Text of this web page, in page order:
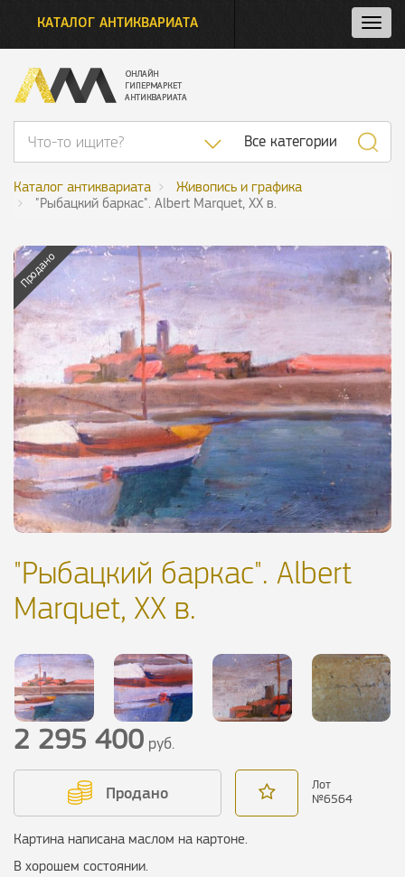
и
КАТАЛОГ АНТИКВАРИАТА
Список
Все категории
Каталог антиквариата
Живопись и графика
"Рыбацкий баркас". Albert Marquet, XX в.
Продано
"Рыбацкий баркас". Albert
Marquet, XX в.
2 295 400 руб.
Продано
Лот
№6564
Картина написана маслом на картоне.
В хорошем состоянии.